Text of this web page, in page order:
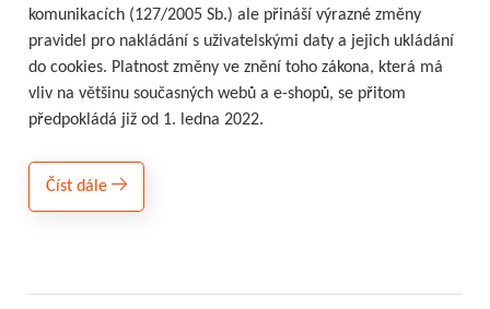
komunikacích (127/2005 Sb.) ale přináší výrazné změny
pravidel pro nakládání s uživatelskými daty a jejich ukládání
do cookies. Platnost změny ve znění toho zákona, která má
vliv na většinu současných webů a e-shopů, se přitom
předpokládá již od 1. ledna 2022.
Číst dále